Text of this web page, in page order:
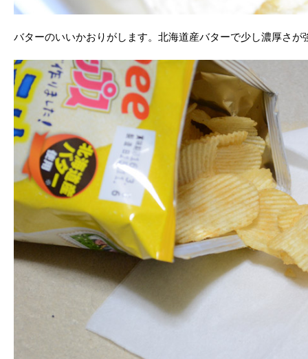
バターのいいかおりがします。北海道産バターで少し濃厚さが